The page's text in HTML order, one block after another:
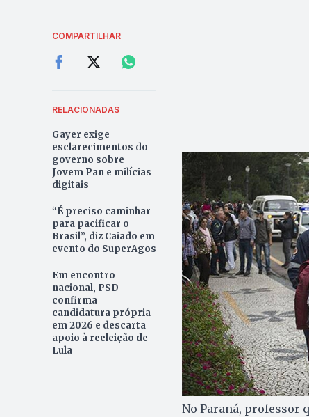
COMPARTILHAR
RELACIONADAS
Gayer exige
esclarecimentos do
governo sobre
Jovem Pan e milícias
digitais
“É preciso caminhar
para pacificar o
Brasil”, diz Caiado em
evento do SuperAgos
Em encontro
nacional, PSD
confirma
candidatura própria
em 2026 e descarta
apoio à reeleição de
Lula
No Paraná, professor